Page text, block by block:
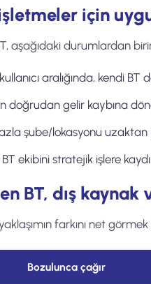
için
aşağıdaki durumlardan
aralığında, kendi
doğrudan gelir kaybına
şube/lokasyonu
ekibini stratejik işlere
BT, dış kaynak
farkını net görmek
Bozulunca çağır